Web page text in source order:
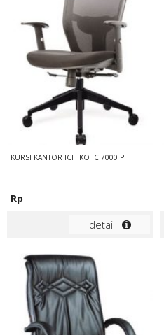
KURSI KANTOR ICHIKO IC 7000 P
Rp
detail